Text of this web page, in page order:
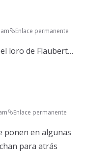
Enlace permanente
loro de Flaubert…
Enlace permanente
ponen en algunas
para atrás